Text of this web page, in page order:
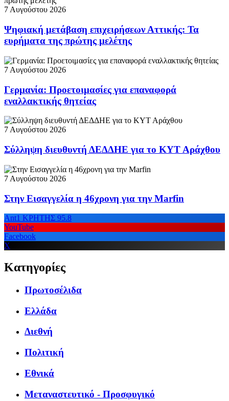
7 Αυγούστου 2026
Ψηφιακή μετάβαση επιχειρήσεων Αττικής: Τα
ευρήματα της πρώτης μελέτης
7 Αυγούστου 2026
Γερμανία: Προετοιμασίες για επαναφορά
εναλλακτικής θητείας
7 Αυγούστου 2026
Σύλληψη διευθυντή ΔΕΔΔΗΕ για το ΚΥΤ Αράχθου
7 Αυγούστου 2026
Στην Εισαγγελία η 46χρονη για την Marfin
Ant1 ΚΡΗΤΗΣ 95.8
YouTube
Facebook
X
Κατηγορίες
Πρωτοσέλιδα
Ελλάδα
Διεθνή
Πολιτική
Εθνικά
Μεταναστευτικό - Προσφυγικό